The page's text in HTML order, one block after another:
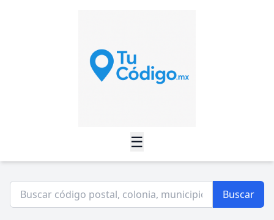
☰
Buscar